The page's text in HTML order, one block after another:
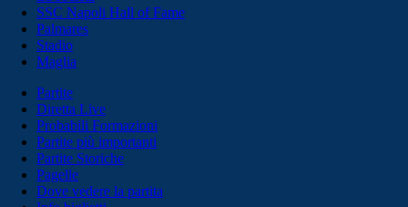
SSC Napoli Hall of Fame
Palmares
Stadio
Maglia
Partite
Diretta Live
Probabili Formazioni
Partite più importanti
Partite Storiche
Pagelle
Dove vedere la partita